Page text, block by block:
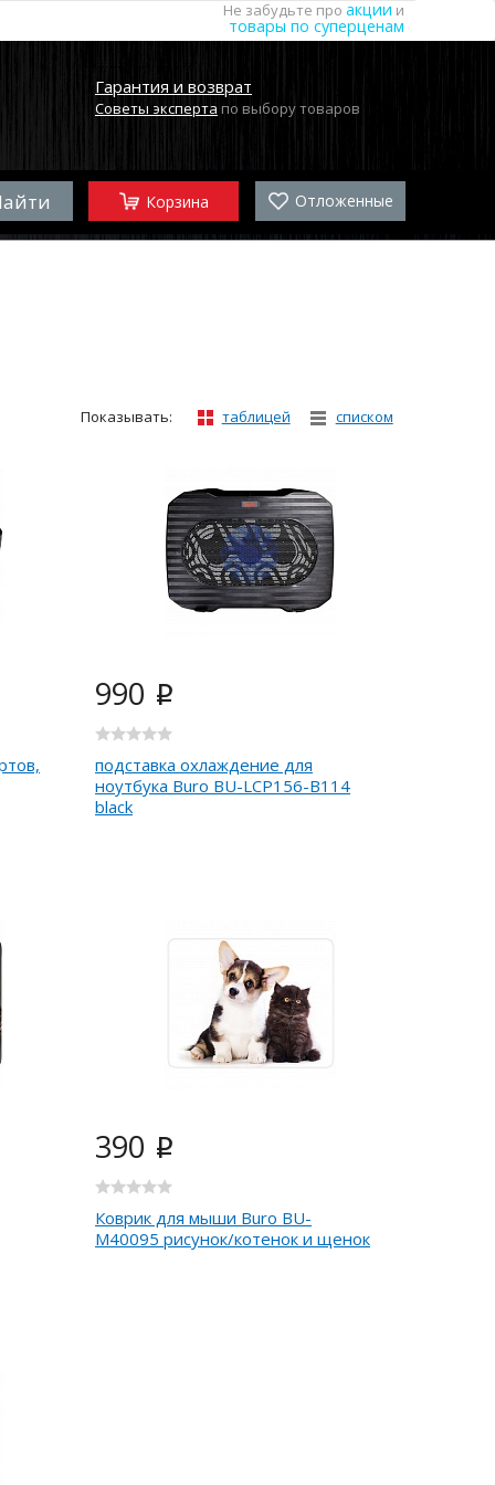
Не забудьте про акции и
товары по суперценам
Гарантия и возврат
Советы эксперта по выбору товаров
Корзина Отложенные
Показывать: таблицей списком
990 i
подставка охлаждение для
ноутбука Buro BU-LCP156-B114
black
390 i
Коврик для мыши Buro BU-
M40095 рисунок/котенок и щенок